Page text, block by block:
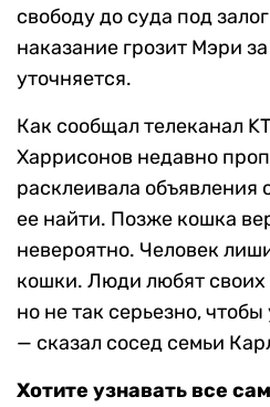
свободу до суда под
наказание грозит Мэри
уточняется.
Как сообщал телеканал
Харрисонов недавно
расклеивала объявления
ее найти. Позже кошка
невероятно. Человек
кошки. Люди любят
но не так серьезно,
— сказал сосед семьи
Хотите узнавать все